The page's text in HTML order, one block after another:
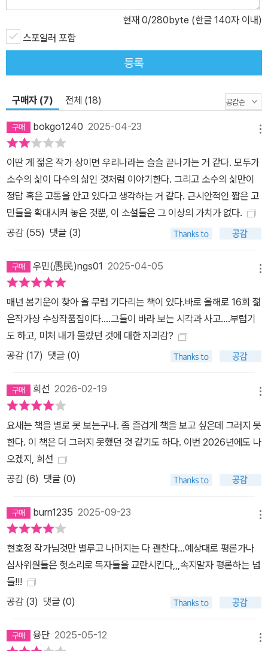
크하지만 우아한 아이러니가 은은하게 감돈다. 이 다채로운 미학을
통해 독자분들이 새로운 세계에 접속되실 것이라고 생각한다. 수상자
분들께 진심을 담은 축하와 감사의 인사를 전한다. _‘심사 경위’에서
주린 한 인간이었음을 밝혀내는 이 소설에는 안정적 문장과 전개, 생
생한 인물 표현과 상황의 여러 면을 접고 접어 들여다보는 신중함까
지 적어도 내가 소설에서 기대하는 모든 것이 들어 있었다. _김금희
(소설가) 영실은 줄곧 순응해왔다. 부모가 사라진 세상에, 책임질 생
명이 탄생한 세상에, 남편이 사라진 세상에, 더이상 자기 자신이 아름
답지 않은 세상에, 그리고 덜컥 할머니가 된 세상에도. 그러나 자신의
몸을 스스로 제어할 수 없는 세상에는 적응하기가 쉽지 않았다. 이곳
에서 저곳으로 몸을 움직이는 게 산을 옮기는 것만큼 버겁다는 생각
이 들 정도였다. 그런 상황에서도 놓고 싶지 않은 것들이 있었다.(『악
시작했다. 장편소설 『유원』 『페퍼민트』 『경우 없는 세계』 등이 있다.
제13회 창비청소년문학상, 제44회 오늘의작가상을 수상했다. 강보
라, 「바우어의 정원」 창작, 재현의 윤리, 자기 세계를 만들어간다는
것, 먹고사는 문제 등이 오디션에 참가하는 배우들의 모습을 통해 섬
세하게 그려지는 작품이었다. 배우 은화와 무재, 정림이 현재 어디에
서 있고 무엇을 선택하며 앞으로 나아가고 있는지를 지켜보면서 살아
내는 일의 어려움과 아름다움에 대해 생각했다. 긴 여운이 남는 소설
이다. _기준영(소설가) 눈 내리는 연말의 밤거리를 통과하면서 은화
는 세상의 아름다움을 하나하나 감각했고, 그러는 동안 천천히 비참
해졌다. 어린 은화는 배우로서 그 비참함을 잘 간직하기로 마음먹었
다. 그것만큼은 누구도 건드릴 수 없는 그녀 자신만의 것이었으므로.
작고 파란 불씨 하나가 그녀의 정원 안에서 고요히 타올랐다.(『악스
트』 2024년 11/12월호) ■ 2021년 한국일보 신춘문예에 「티니안에
품상을 수상했다. 서장원, 「리틀 프라이드」 좋은 이야기는 서로에게
비슷한 결핍이 있다는 것을 알아차리면서 끝나는 것이 아니라, 그것
이 얼마나 다른지 깨달으면서 시작된다. 그것을 알려준 「리틀 프라이
드」는 내게 2024년 ‘올해의 소설’이었다 _인아영(문학평론가) 나는
어떻게 해야 괜찮은 남자로 보일 수 있는지, 남자로 인정받을 수 있는
가 한 말과 보디랭귀지가 적절했는지 점검하느라 머릿속이 복잡해졌
정말 피곤한 일이었다. 때로는 내가 맡은 직무보다, 왕복 세 시간을 쏟
현재 0/280byte (한글 140자 이내)
스포일러 포함
등록
구매자 (7) 전체 (18)
bokgo1240 2025-04-23
이딴 게 젊은 작가 상이면 우리나라는 슬슬 끝나가는 거 같다. 모두가
소수의 삶이 다수의 삶인 것처럼 이야기한다. 그리고 소수의 삶만이
정답 혹은 고통을 안고 있다고 생각하는 거 같다. 근시안적인 짧은 고
민들을 확대시켜 놓은 것뿐, 이 소설들은 그 이상의 가치가 없다.
공감 (55) 댓글 (3)
우민(愚民)ngs01 2025-04-05
매년 봄기운이 찾아 올 무렵 기다리는 책이 있다.바로 올해로 16회 젊
은작가상 수상작품집이다....그들이 바라 보는 시각과 사고....부럽기
도 하고, 미처 내가 몰랐던 것에 대한 자괴감?
공감 (17) 댓글 (0)
희선 2026-02-19
요새는 책을 별로 못 보는구나. 좀 즐겁게 책을 보고 싶은데 그러지 못
한다. 이 책은 더 그러지 못했던 것 같기도 하다. 이번 2026년에도 나
오겠지, 희선
공감 (6) 댓글 (0)
burn1235 2025-09-23
현호정 작가님것만 별루고 나머지는 다 괜찬다...예상대로 평론가나
심사위원들은 헛소리로 독자들을 교란시킨다,,,속지말자 평론하는 넘
들!!!
공감 (3) 댓글 (0)
융단 2025-05-12